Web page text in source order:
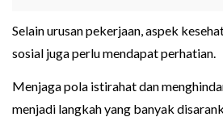
Selain urusan pekerjaan, aspek
sosial juga perlu mendapat perhatian.
Menjaga pola istirahat dan
menjadi langkah yang banyak